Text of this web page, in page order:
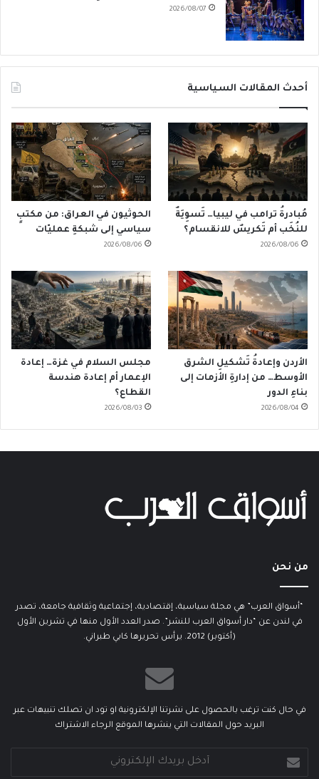
2026/08/07
أحدث المقالات السياسية
مُبادرةُ ترامب في ليبيا… تَسوِيَةٌ
للنُخَب أم تَكريسٌ للانقسام؟
2026/08/06
الحوثيون في العراق: من مكتبٍ
سياسي إلى شبكةِ عمليّات
2026/08/06
الأردن وإعادةُ تَشكيلِ الشرق
الأوسط… من إدارةِ الأزمات إلى
بناءِ الدور
2026/08/04
مجلس السلام في غزة… إعادة
الإعمار أم إعادة هندسة
القطاع؟
2026/08/03
من نحن
“أسواق العرب” هي مجلة سياسية، إقتصادية، إجتماعية وثقافية جامعة، تصدر
في لندن عن “دار أسواق العرب للنشر”. صدر العدد الأول منها في تشرين الأول
(أكتوبر) 2012. يرأس تحريرها كابي طبراني.
في حال كنت ترغب بالحصول على نشرتنا الإلكترونية او تود ان تصلك تنبيهات عبر
البريد حول المقالات التي ينشرها الموقع الرجاء الاشتراك
بريدك